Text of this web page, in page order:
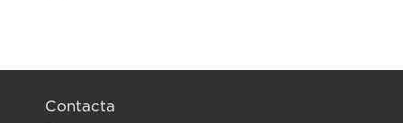
Contacta